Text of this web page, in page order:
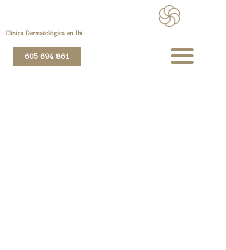
Clínica Dermatológica en Ibi
605 694 861